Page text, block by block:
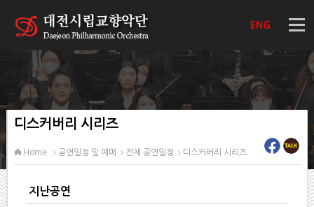
ENG
디스커버리 시리즈
Home 공연일정 및 예매 전체 공연일정 디스커버리 시리즈
지난공연